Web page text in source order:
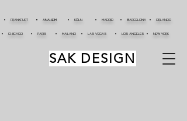
LOS ANGELES NEW YORK
BARCELONA
MAILAND LAS VEGAS
SAK DESIGN
ANAHEIM ORLANDO
CHICAGO
MADRID
FRANKFURT KÖLN
PARIS